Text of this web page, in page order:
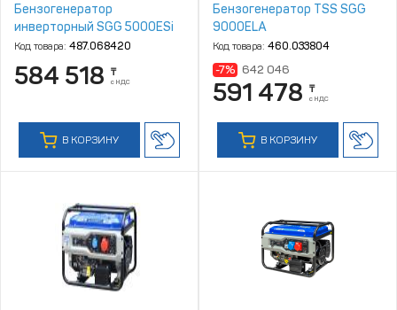
Бензогенератор
инверторный SGG 5000ESi
Код товара: 487.068420
584 518 ₸
с НДС
В КОРЗИНУ
Бензогенератор TSS SGG
9000ELA
Код товара: 460.033804
-7% 642 046
591 478 ₸
с НДС
В КОРЗИНУ